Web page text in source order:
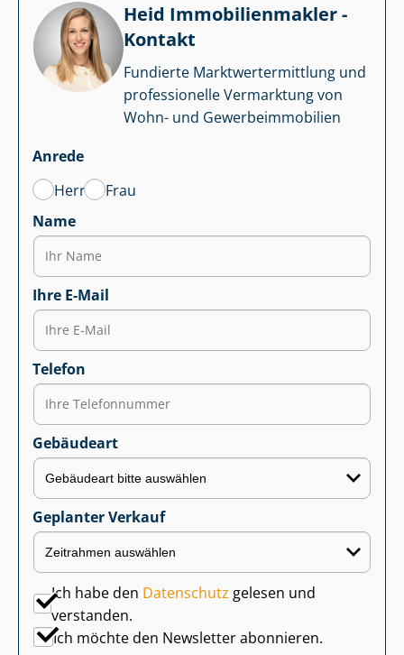
Heid Im­mo­bi­li­en­mak­ler -
Kontakt
Fundierte Markt­wert­ermitt­lung und
professionelle Vermarktung von
Wohn- und Ge­wer­be­im­mo­bi­li­en
Anrede
Herr
Frau
Name
Ihre E-Mail
Telefon
Gebäudeart
Geplanter Verkauf
Ich habe den Datenschutz gelesen und
verstanden.
Ich möchte den Newsletter abonnieren.